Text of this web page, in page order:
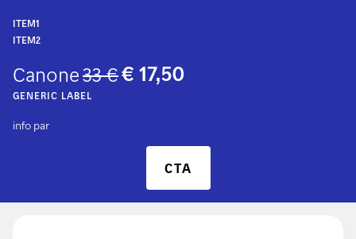
ITEM1
ITEM2
Canone33 €€ 17,50
GENERIC LABEL
info par
CTA